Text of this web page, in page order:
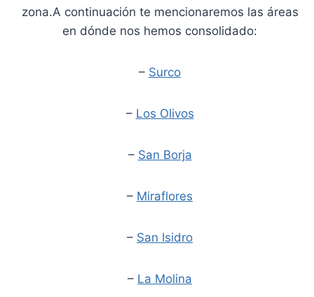
zona.A continuación te mencionaremos las áreas
en dónde nos hemos consolidado:
– Surco
– Los Olivos
– San Borja
– Miraflores
– San Isidro
– La Molina